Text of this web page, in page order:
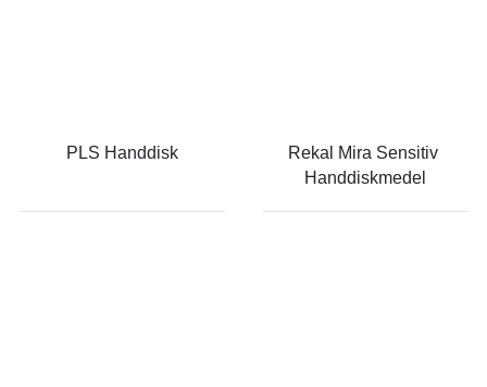
PLS Handdisk
Rekal Mira Sensitiv
Handdiskmedel